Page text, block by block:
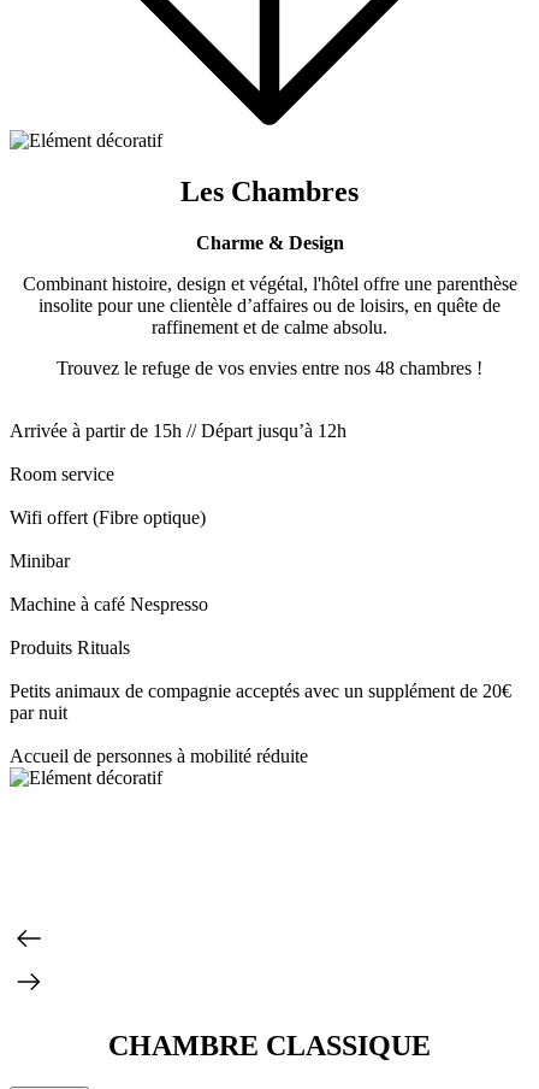
Les Chambres
Charme & Design
Combinant histoire, design et végétal, l'hôtel offre une parenthèse
insolite pour une clientèle d’affaires ou de loisirs, en quête de
raffinement et de calme absolu.
Trouvez le refuge de vos envies entre nos 48 chambres !
Arrivée à partir de 15h // Départ jusqu’à 12h
Room service
Wifi offert (Fibre optique)
Minibar
Machine à café Nespresso
Produits Rituals
Petits animaux de compagnie acceptés avec un supplément de 20€
par nuit
Accueil de personnes à mobilité réduite
CHAMBRE CLASSIQUE